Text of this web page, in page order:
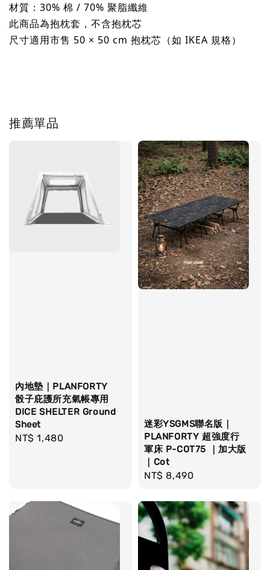
材質：30% 棉 / 70% 聚脂纖維
此商品為抱枕套，不含抱枕芯
尺寸適用市售 50 × 50 cm 抱枕芯（如 IKEA 規格）
推薦單品
內地墊｜PLANFORTY
骰子庇護所充氣帳專用
DICE SHELTER Ground
Sheet
Regular
NT$ 1,480
迷彩YSGMS聯名版｜
PLANFORTY 超強度行
軍床 P-COT75 ｜加大版
｜Cot
Regular
NT$ 8,490